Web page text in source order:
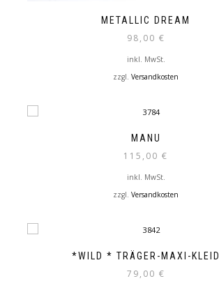
METALLIC DREAM
98,00 €
inkl. MwSt.
zzgl. Versandkosten
MANU
115,00 €
inkl. MwSt.
zzgl. Versandkosten
*WILD * TRÄGER-MAXI-KLEID
79,00 €